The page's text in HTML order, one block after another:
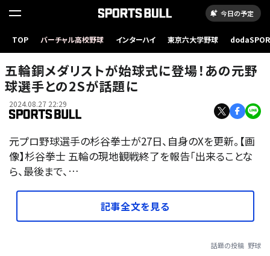
今日の予定
TOP バーチャル高校野球 インターハイ 東京六大学野球
五輪銅メダリストが始球式に登場！あの元野
球選手との2Sが話題に
2024.08.27 22:29
元プロ野球選手の杉谷拳士が27日、自身のXを更新。【画
像】杉谷拳士 五輪の現地観戦終了を報告「出来ることな
ら、最後まで、…
記事全文を見る
話題の投稿 野球